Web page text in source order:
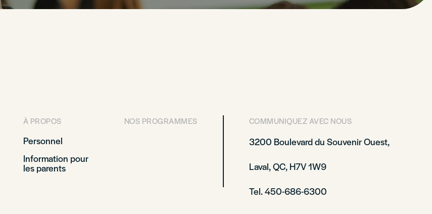
À PROPOS
Personnel
Information pour
les parents
NOS PROGRAMMES COMMUNIQUEZ AVEC NOUS
3200 Boulevard du Souvenir Ouest,
Laval, QC, H7V 1W9
Tel. 450-686-6300